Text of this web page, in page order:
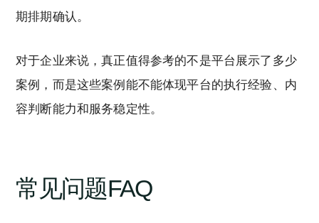
期排期确认。
对于企业来说，真正值得参考的不是平台展示了多少
案例，而是这些案例能不能体现平台的执行经验、内
容判断能力和服务稳定性。
常见问题FAQ